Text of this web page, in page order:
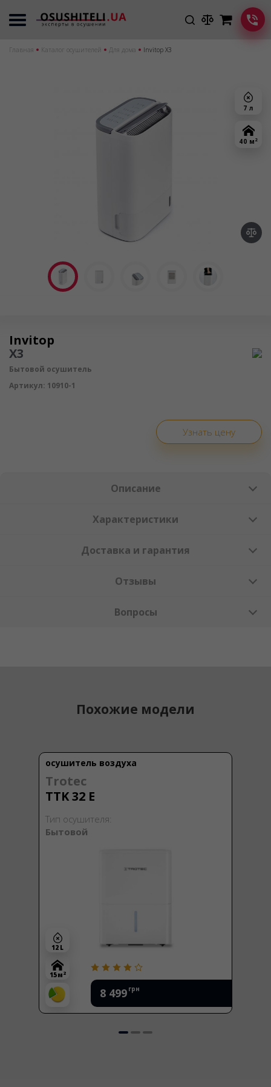
Главная Каталог осушителей Для дома Invitop X3
7 л
40 м 2
Осушитель воздуха
Invitop
X3
Бытовой осушитель
Артикул: 10910-1
Узнать цену
Описание
Характеристики
Доставка и гарантия
Отзывы
Вопросы
Похожие модели
осушитель воздуха
Trotec
TTK 32 E
Тип осушителя:
Бытовой
8 499 грн
12 L
15 м 2